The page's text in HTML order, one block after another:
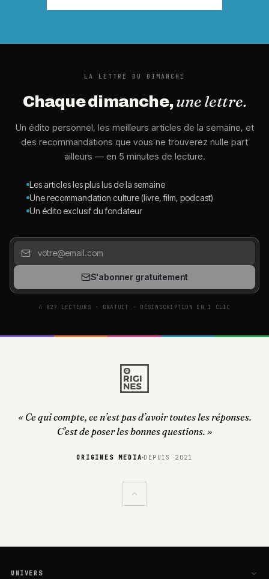
LA LETTRE DU DIMANCHE
Chaque dimanche,une lettre.
Un édito personnel, les meilleurs articles de la semaine, et
des recommandations que vous ne trouverez nulle part
ailleurs — en 5 minutes de lecture.
Les articles les plus lus de la semaine
Une recommandation culture (livre, film, podcast)
Un édito exclusif du fondateur
S'abonner gratuitement
4 827 LECTEURS · GRATUIT · DÉSINSCRIPTION EN 1 CLIC
« Ce qui compte, ce n’est pas d’avoir toutes les réponses.
C’est de poser les bonnes questions. »
ORIGINES MEDIA DEPUIS 2021
UNIVERS